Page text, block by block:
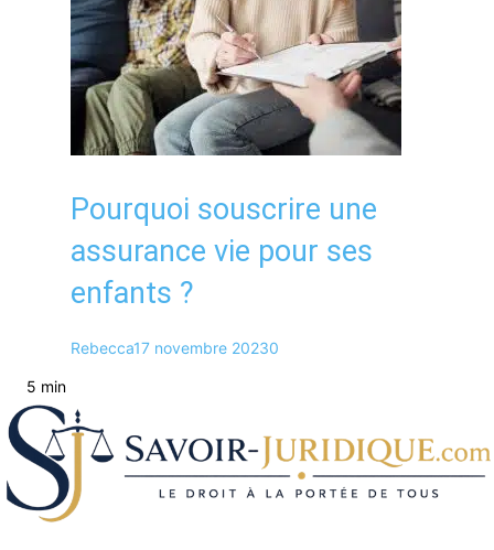
Pourquoi souscrire une
assurance vie pour ses
enfants ?
Rebecca17 novembre 20230
5 min